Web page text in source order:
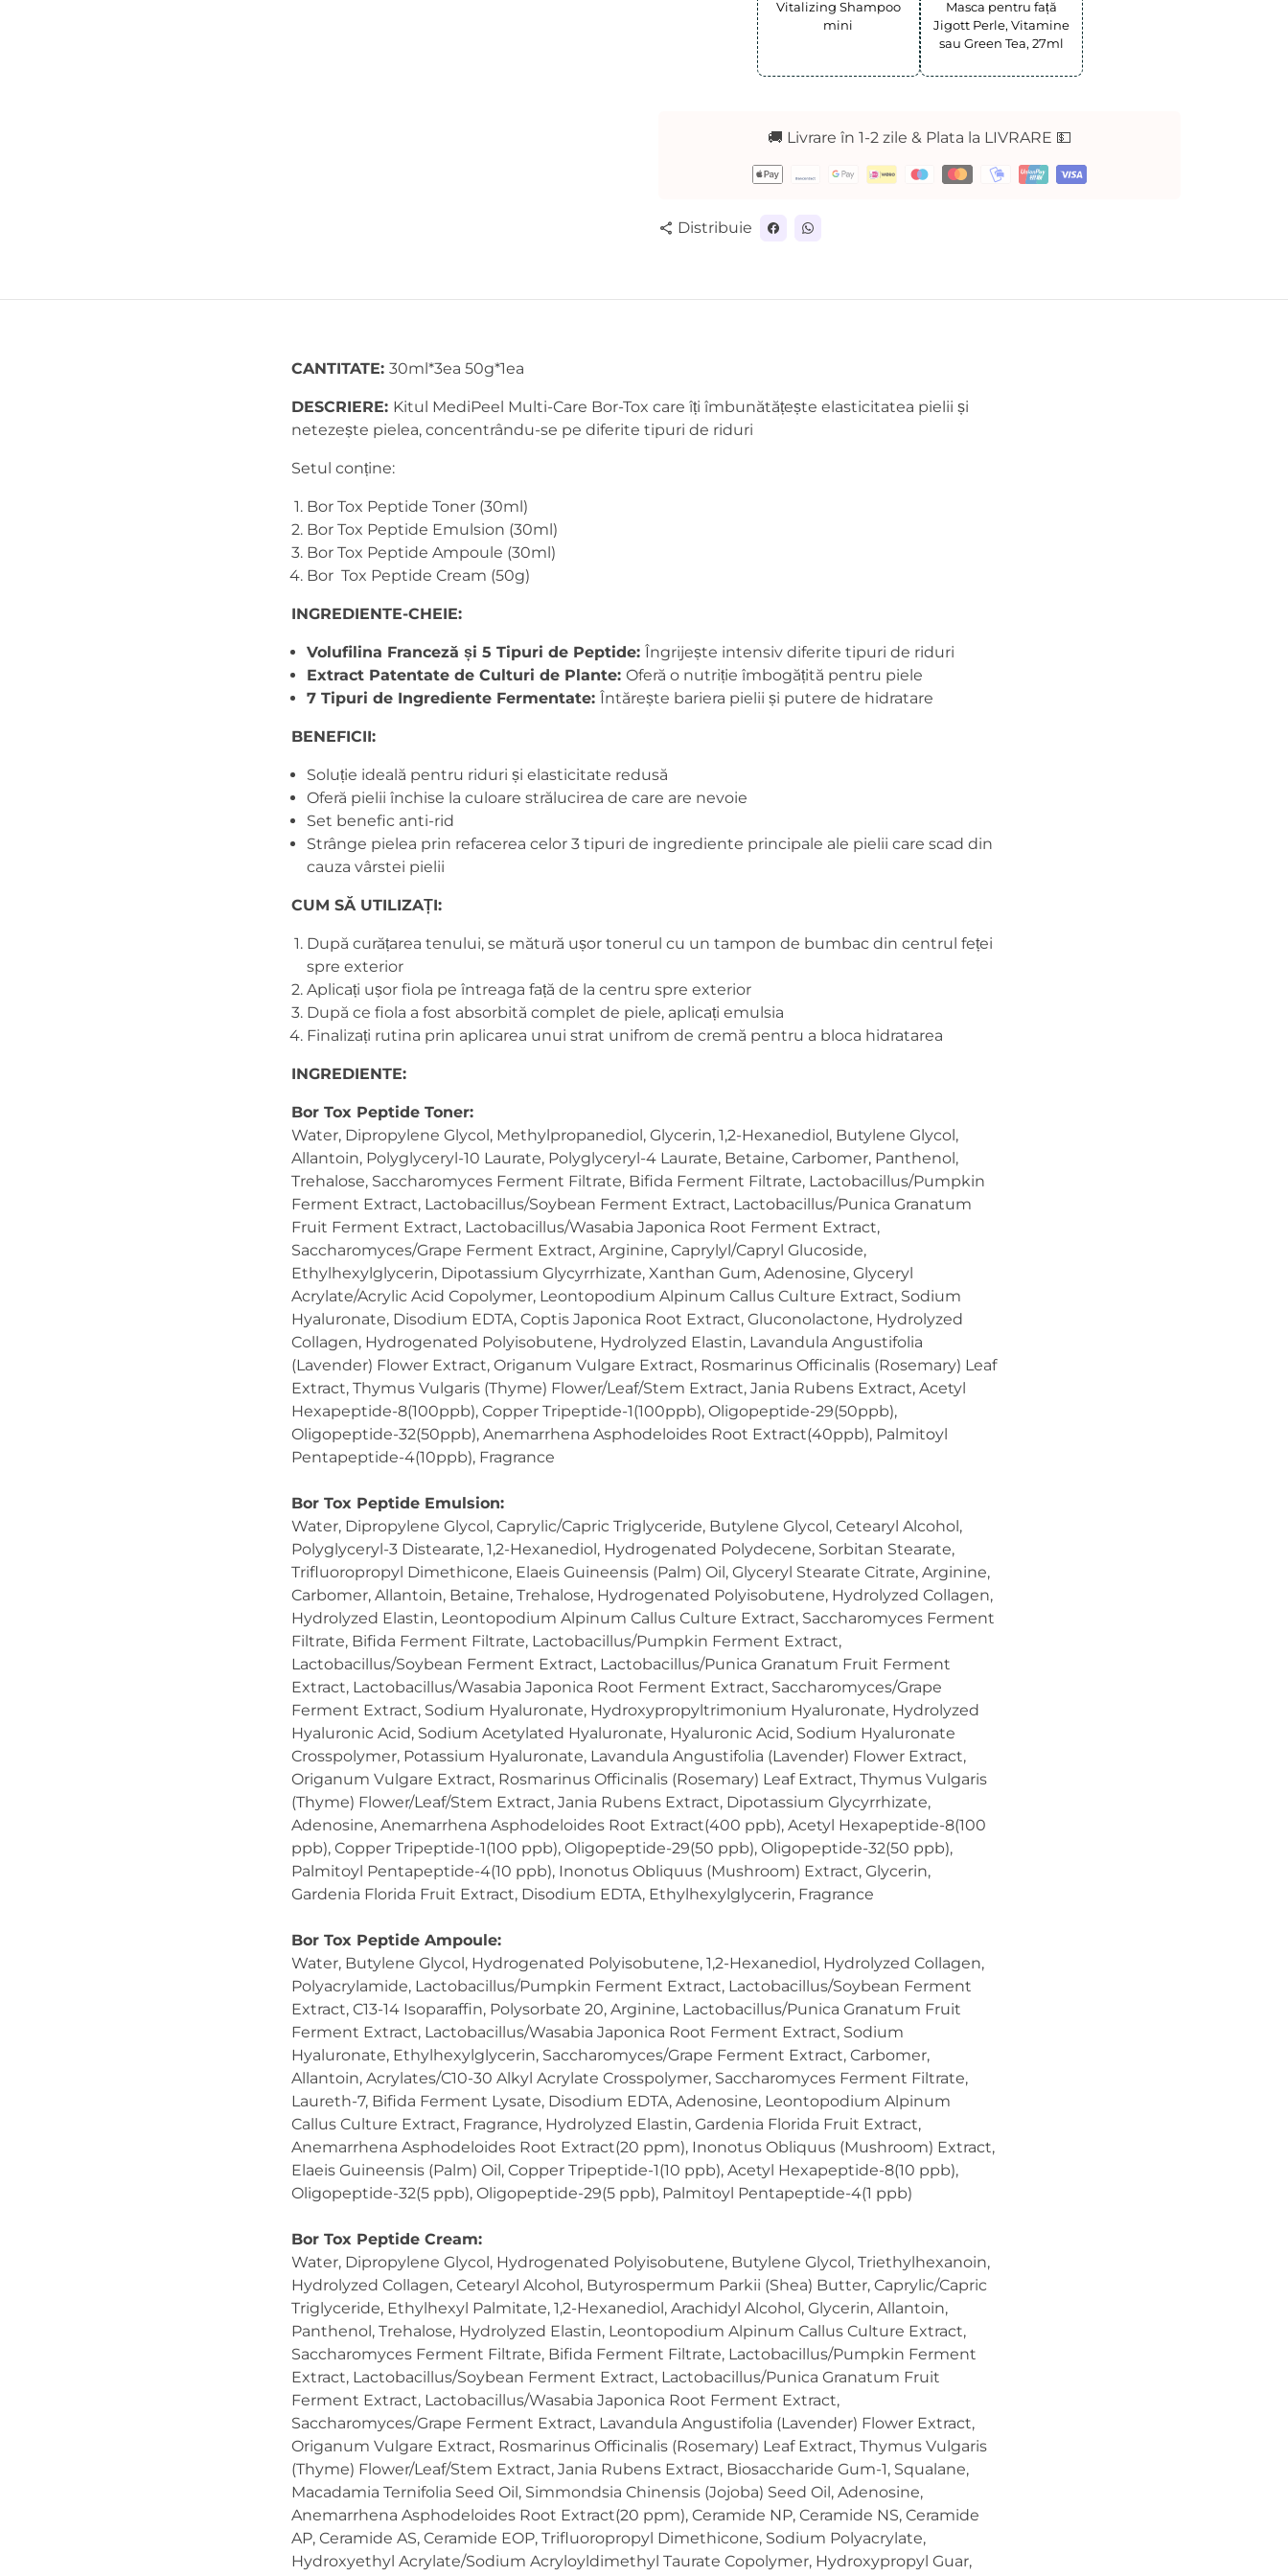
Vitalizing Shampoo
mini
Masca pentru față
Jigott Perle, Vitamine
sau Green Tea, 27ml
🚚 Livrare în 1-2 zile & Plata la LIVRARE 💵
Metode
plată
share Distribuie
CANTITATE: 30ml*3ea 50g*1ea
DESCRIERE: Kitul MediPeel Multi-Care Bor-Tox care îți îmbunătățește elasticitatea pielii și
netezește pielea, concentrându-se pe diferite tipuri de riduri
Setul conține:
Bor Tox Peptide Toner (30ml)
Bor Tox Peptide Emulsion (30ml)
Bor Tox Peptide Ampoule (30ml)
Bor Tox Peptide Cream (50g)
INGREDIENTE-CHEIE:
Volufilina Franceză și 5 Tipuri de Peptide: Îngrijește intensiv diferite tipuri de riduri
Extract Patentate de Culturi de Plante: Oferă o nutriție îmbogățită pentru piele
7 Tipuri de Ingrediente Fermentate: Întărește bariera pielii și putere de hidratare
BENEFICII:
Soluție ideală pentru riduri și elasticitate redusă
Oferă pielii închise la culoare strălucirea de care are nevoie
Set benefic anti-rid
Strânge pielea prin refacerea celor 3 tipuri de ingrediente principale ale pielii care scad din
cauza vârstei pielii
CUM SĂ UTILIZAȚI:
După curățarea tenului, se mătură ușor tonerul cu un tampon de bumbac din centrul feței
spre exterior
Aplicați ușor fiola pe întreaga față de la centru spre exterior
După ce fiola a fost absorbită complet de piele, aplicați emulsia
Finalizați rutina prin aplicarea unui strat unifrom de cremă pentru a bloca hidratarea
INGREDIENTE:
Bor Tox Peptide Toner:
Water, Dipropylene Glycol, Methylpropanediol, Glycerin, 1,2-Hexanediol, Butylene Glycol,
Allantoin, Polyglyceryl-10 Laurate, Polyglyceryl-4 Laurate, Betaine, Carbomer, Panthenol,
Trehalose, Saccharomyces Ferment Filtrate, Bifida Ferment Filtrate, Lactobacillus/Pumpkin
Ferment Extract, Lactobacillus/Soybean Ferment Extract, Lactobacillus/Punica Granatum
Fruit Ferment Extract, Lactobacillus/Wasabia Japonica Root Ferment Extract,
Saccharomyces/Grape Ferment Extract, Arginine, Caprylyl/Capryl Glucoside,
Ethylhexylglycerin, Dipotassium Glycyrrhizate, Xanthan Gum, Adenosine, Glyceryl
Acrylate/Acrylic Acid Copolymer, Leontopodium Alpinum Callus Culture Extract, Sodium
Hyaluronate, Disodium EDTA, Coptis Japonica Root Extract, Gluconolactone, Hydrolyzed
Collagen, Hydrogenated Polyisobutene, Hydrolyzed Elastin, Lavandula Angustifolia
(Lavender) Flower Extract, Origanum Vulgare Extract, Rosmarinus Officinalis (Rosemary) Leaf
Extract, Thymus Vulgaris (Thyme) Flower/Leaf/Stem Extract, Jania Rubens Extract, Acetyl
Hexapeptide-8(100ppb), Copper Tripeptide-1(100ppb), Oligopeptide-29(50ppb),
Oligopeptide-32(50ppb), Anemarrhena Asphodeloides Root Extract(40ppb), Palmitoyl
Pentapeptide-4(10ppb), Fragrance
Bor Tox Peptide Emulsion:
Water, Dipropylene Glycol, Caprylic/Capric Triglyceride, Butylene Glycol, Cetearyl Alcohol,
Polyglyceryl-3 Distearate, 1,2-Hexanediol, Hydrogenated Polydecene, Sorbitan Stearate,
Trifluoropropyl Dimethicone, Elaeis Guineensis (Palm) Oil, Glyceryl Stearate Citrate, Arginine,
Carbomer, Allantoin, Betaine, Trehalose, Hydrogenated Polyisobutene, Hydrolyzed Collagen,
Hydrolyzed Elastin, Leontopodium Alpinum Callus Culture Extract, Saccharomyces Ferment
Filtrate, Bifida Ferment Filtrate, Lactobacillus/Pumpkin Ferment Extract,
Lactobacillus/Soybean Ferment Extract, Lactobacillus/Punica Granatum Fruit Ferment
Extract, Lactobacillus/Wasabia Japonica Root Ferment Extract, Saccharomyces/Grape
Ferment Extract, Sodium Hyaluronate, Hydroxypropyltrimonium Hyaluronate, Hydrolyzed
Hyaluronic Acid, Sodium Acetylated Hyaluronate, Hyaluronic Acid, Sodium Hyaluronate
Crosspolymer, Potassium Hyaluronate, Lavandula Angustifolia (Lavender) Flower Extract,
Origanum Vulgare Extract, Rosmarinus Officinalis (Rosemary) Leaf Extract, Thymus Vulgaris
(Thyme) Flower/Leaf/Stem Extract, Jania Rubens Extract, Dipotassium Glycyrrhizate,
Adenosine, Anemarrhena Asphodeloides Root Extract(400 ppb), Acetyl Hexapeptide-8(100
ppb), Copper Tripeptide-1(100 ppb), Oligopeptide-29(50 ppb), Oligopeptide-32(50 ppb),
Palmitoyl Pentapeptide-4(10 ppb), Inonotus Obliquus (Mushroom) Extract, Glycerin,
Gardenia Florida Fruit Extract, Disodium EDTA, Ethylhexylglycerin, Fragrance
Bor Tox Peptide Ampoule:
Water, Butylene Glycol, Hydrogenated Polyisobutene, 1,2-Hexanediol, Hydrolyzed Collagen,
Polyacrylamide, Lactobacillus/Pumpkin Ferment Extract, Lactobacillus/Soybean Ferment
Extract, C13-14 Isoparaffin, Polysorbate 20, Arginine, Lactobacillus/Punica Granatum Fruit
Ferment Extract, Lactobacillus/Wasabia Japonica Root Ferment Extract, Sodium
Hyaluronate, Ethylhexylglycerin, Saccharomyces/Grape Ferment Extract, Carbomer,
Allantoin, Acrylates/C10-30 Alkyl Acrylate Crosspolymer, Saccharomyces Ferment Filtrate,
Laureth-7, Bifida Ferment Lysate, Disodium EDTA, Adenosine, Leontopodium Alpinum
Callus Culture Extract, Fragrance, Hydrolyzed Elastin, Gardenia Florida Fruit Extract,
Anemarrhena Asphodeloides Root Extract(20 ppm), Inonotus Obliquus (Mushroom) Extract,
Elaeis Guineensis (Palm) Oil, Copper Tripeptide-1(10 ppb), Acetyl Hexapeptide-8(10 ppb),
Oligopeptide-32(5 ppb), Oligopeptide-29(5 ppb), Palmitoyl Pentapeptide-4(1 ppb)
Bor Tox Peptide Cream:
Water, Dipropylene Glycol, Hydrogenated Polyisobutene, Butylene Glycol, Triethylhexanoin,
Hydrolyzed Collagen, Cetearyl Alcohol, Butyrospermum Parkii (Shea) Butter, Caprylic/Capric
Triglyceride, Ethylhexyl Palmitate, 1,2-Hexanediol, Arachidyl Alcohol, Glycerin, Allantoin,
Panthenol, Trehalose, Hydrolyzed Elastin, Leontopodium Alpinum Callus Culture Extract,
Saccharomyces Ferment Filtrate, Bifida Ferment Filtrate, Lactobacillus/Pumpkin Ferment
Extract, Lactobacillus/Soybean Ferment Extract, Lactobacillus/Punica Granatum Fruit
Ferment Extract, Lactobacillus/Wasabia Japonica Root Ferment Extract,
Saccharomyces/Grape Ferment Extract, Lavandula Angustifolia (Lavender) Flower Extract,
Origanum Vulgare Extract, Rosmarinus Officinalis (Rosemary) Leaf Extract, Thymus Vulgaris
(Thyme) Flower/Leaf/Stem Extract, Jania Rubens Extract, Biosaccharide Gum-1, Squalane,
Macadamia Ternifolia Seed Oil, Simmondsia Chinensis (Jojoba) Seed Oil, Adenosine,
Anemarrhena Asphodeloides Root Extract(20 ppm), Ceramide NP, Ceramide NS, Ceramide
AP, Ceramide AS, Ceramide EOP, Trifluoropropyl Dimethicone, Sodium Polyacrylate,
Hydroxyethyl Acrylate/Sodium Acryloyldimethyl Taurate Copolymer, Hydroxypropyl Guar,